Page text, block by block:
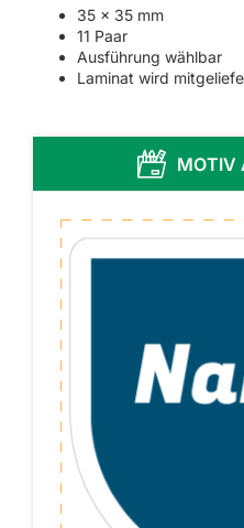
35 x 35 mm
11 Paar
Ausführung wählbar
Laminat wird
MOTIV